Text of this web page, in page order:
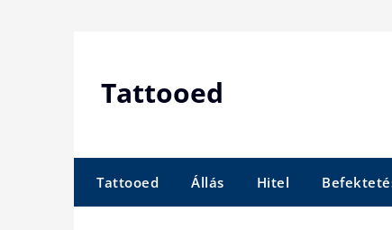
Tattooed
Tattooed Állás Hitel